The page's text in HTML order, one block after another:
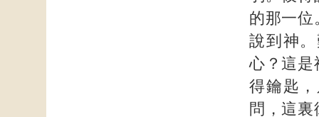
的那一位
說到神
心？這是
得鑰匙
問，這